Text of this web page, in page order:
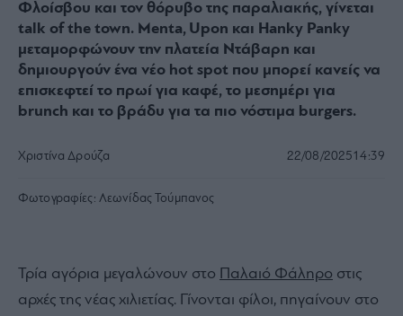
Φλοίσβου και τον θόρυβο της παραλιακής, γίνεται
talk of the town. Menta, Upon και Hanky Panky
μεταμορφώνουν την πλατεία Ντάβαρη και
δημιουργούν ένα νέο hot spot που μπορεί κανείς να
επισκεφτεί το πρωί για καφέ, το μεσημέρι για
brunch και το βράδυ για τα πιο νόστιμα burgers.
Χριστίνα Δρούζα 22/08/202514:39
Φωτογραφίες: Λεωνίδας Τούμπανος
Τρία αγόρια μεγαλώνουν στο Παλαιό Φάληρο στις
αρχές της νέας χιλιετίας. Γίνονται φίλοι, πηγαίνουν στο